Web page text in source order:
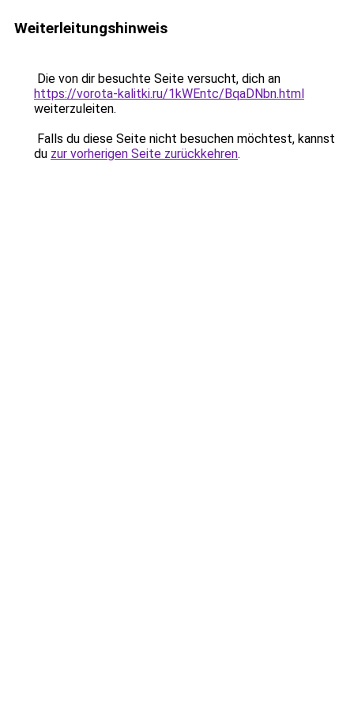
Weiterleitungshinweis
Die von dir besuchte Seite versucht, dich an
https://vorota-kalitki.ru/1kWEntc/BqaDNbn.html
weiterzuleiten.
Falls du diese Seite nicht besuchen möchtest, kannst
du zur vorherigen Seite zurückkehren.